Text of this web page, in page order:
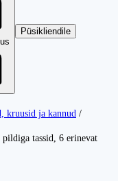
Püsikliendile
kruusid ja kannud /
tassid, 6 erinevat